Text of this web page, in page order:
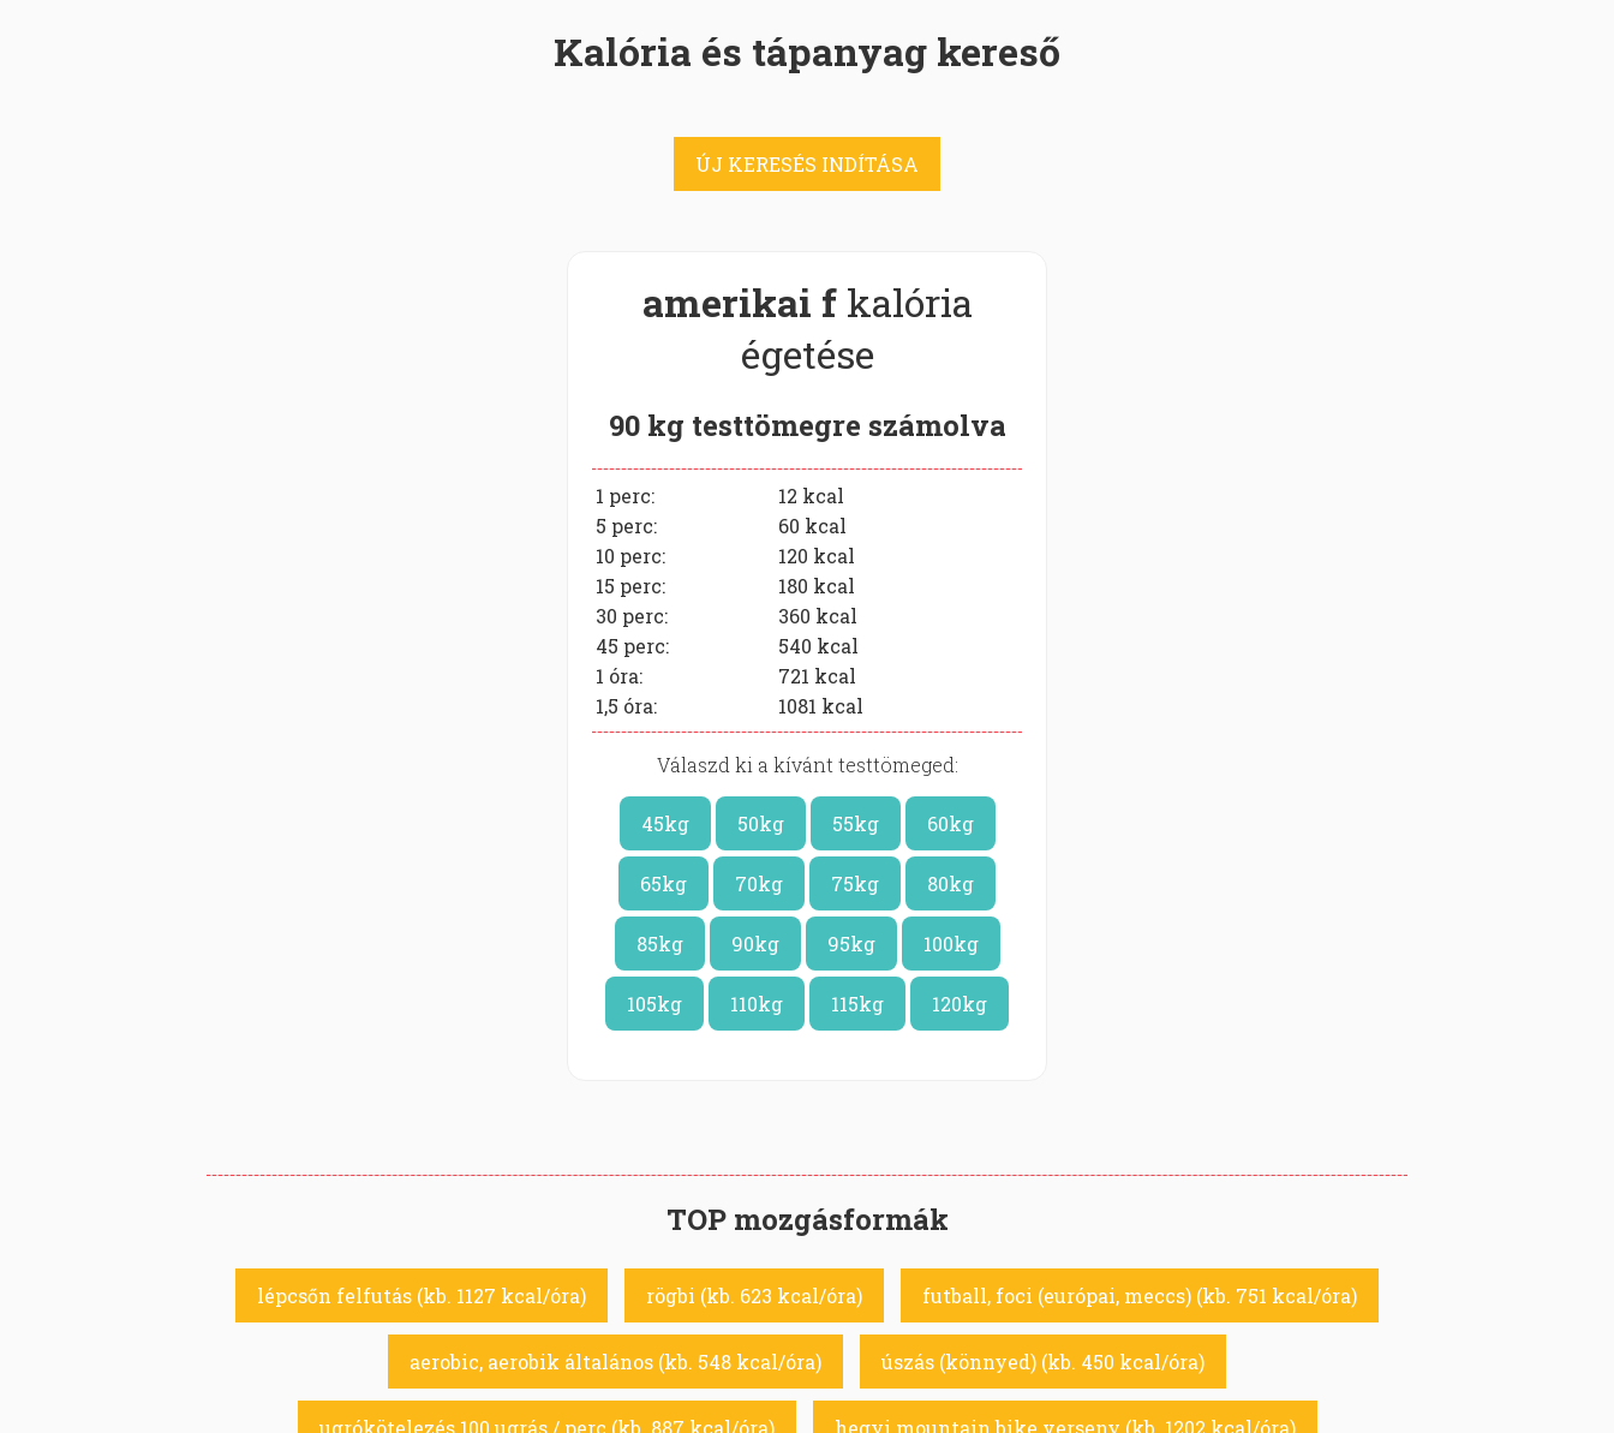
Kalória és tápanyag kereső
ÚJ KERESÉS INDÍTÁSA
amerikai f kalória
égetése
90 kg testtömegre számolva
1 perc: 12 kcal
5 perc:
60 kcal
10 perc:
120 kcal
15 perc:
180 kcal
30 perc:
360 kcal
45 perc:
540 kcal
1 óra:
721 kcal
1,5 óra:
1081 kcal
Válaszd ki a kívánt testtömeged:
45kg 50kg 55kg 60kg
65kg 70kg 75kg 80kg
85kg 90kg 95kg 100kg
105kg 110kg 115kg 120kg
TOP mozgásformák
lépcsőn felfutás (kb. 1127 kcal/óra) rögbi (kb. 623 kcal/óra) futball, foci (európai, meccs) (kb. 751 kcal/óra)
aerobic, aerobik általános (kb. 548 kcal/óra) úszás (könnyed) (kb. 450 kcal/óra)
ugrókötelezés 100 ugrás / perc (kb. 887 kcal/óra) hegyi mountain bike verseny (kb. 1202 kcal/óra)